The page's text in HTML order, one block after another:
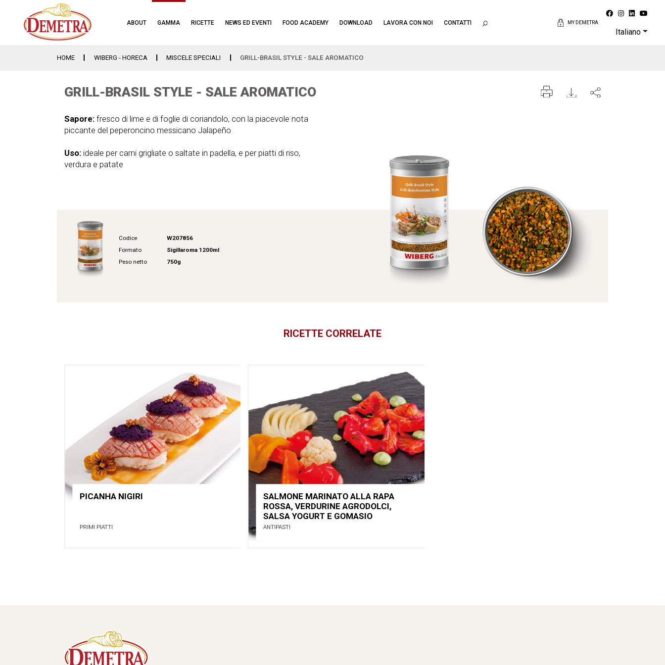
ABOUT GAMMA RICETTE NEWS ED EVENTI FOOD ACADEMY DOWNLOAD LAVORA CON NOI CONTATTI MY DEMETRA
Italiano
HOME WIBERG - HORECA MISCELE SPECIALI GRILL-BRASIL STYLE - SALE AROMATICO
GRILL-BRASIL STYLE - SALE AROMATICO
Sapore: fresco di lime e di foglie di coriandolo, con la piacevole nota
piccante del peperoncino messicano Jalapeño
Uso: ideale per carni grigliate o saltate in padella, e per piatti di riso,
verdura e patate
Codice
W207856
Formato
Sigillaroma 1200ml
Peso netto
750g
RICETTE CORRELATE
PICANHA NIGIRI
PRIMI PIATTI
SALMONE MARINATO ALLA RAPA
ROSSA, VERDURINE AGRODOLCI,
SALSA YOGURT E GOMASIO
ANTIPASTI